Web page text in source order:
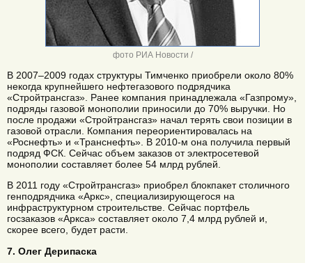
фото РИА Новости /
В 2007–2009 годах структуры Тимченко приобрели около 80%
некогда крупнейшего нефтегазового подрядчика
«Стройтрансгаз». Ранее компания принадлежала «Газпрому»,
подряды газовой монополии приносили до 70% выручки. Но
после продажи «Стройтрансгаз» начал терять свои позиции в
газовой отрасли. Компания переориентировалась на
«Роснефть» и «Транснефть». В 2010-м она получила первый
подряд ФСК. Сейчас объем заказов от электросетевой
монополии составляет более 54 млрд рублей.
В 2011 году «Стройтрансгаз» приобрел блокпакет столичного
генподрядчика «Аркс», специализирующегося на
инфраструктурном строительстве. Сейчас портфель
госзаказов «Аркса» составляет около 7,4 млрд рублей и,
скорее всего, будет расти.
7. Олег Дерипаска